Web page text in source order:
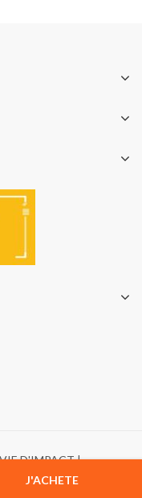
J'ACHETE
D'IMPACT |